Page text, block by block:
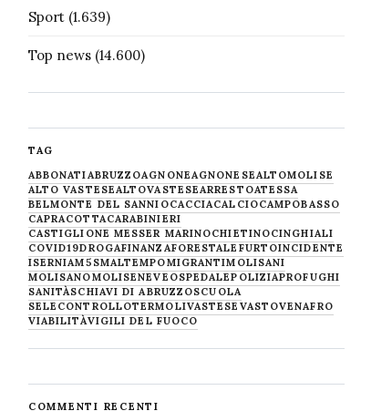
Sport(1.639)
Top news(14.600)
TAG
ABBONATIABRUZZOAGNONEAGNONESEALTOMOLISE
ALTO VASTESEALTOVASTESEARRESTOATESSA
BELMONTE DEL SANNIOCACCIACALCIOCAMPOBASSO
CAPRACOTTACARABINIERI
CASTIGLIONE MESSER MARINOCHIETINOCINGHIALI
COVID19DROGAFINANZAFORESTALE FURTOINCIDENTE
ISERNIAM5SMALTEMPOMIGRANTIMOLISANI
MOLISANOMOLISENEVE OSPEDALEPOLIZIAPROFUGHI
SANITÀSCHIAVI DI ABRUZZOSCUOLA
SELECONTROLLOTERMOLIVASTESE VASTOVENAFRO
VIABILITÀVIGILI DEL FUOCO
COMMENTI RECENTI